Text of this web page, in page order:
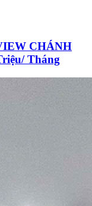
CHÁNH
Tháng